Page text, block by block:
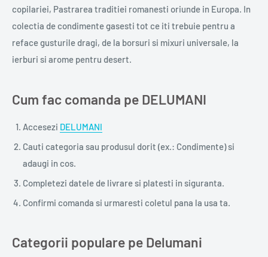
copilariei, Pastrarea traditiei romanesti oriunde in Europa. In
colectia de condimente gasesti tot ce iti trebuie pentru a
reface gusturile dragi, de la borsuri si mixuri universale, la
ierburi si arome pentru desert.
Cum fac comanda pe DELUMANI
Accesezi DELUMANI
Cauti categoria sau produsul dorit (ex.: Condimente) si
adaugi in cos.
Completezi datele de livrare si platesti in siguranta.
Confirmi comanda si urmaresti coletul pana la usa ta.
Categorii populare pe Delumani